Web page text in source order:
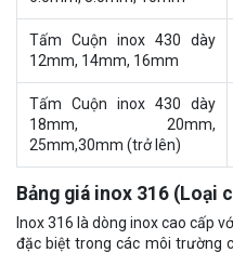
Tấm Cuộn inox 430 dày
12mm, 14mm, 16mm
Tấm Cuộn inox 430 dày
18mm, 20mm,
25mm,30mm (trở lên)
Bảng giá inox 316 (Loại
Inox 316 là dòng inox cao cấp
đặc biệt trong các môi trường